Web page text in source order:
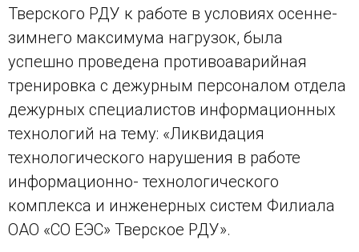
Тверского РДУ к работе в условиях осенне-
зимнего максимума нагрузок, была
успешно проведена противоаварийная
тренировка с дежурным персоналом отдела
дежурных специалистов информационных
технологий на тему: «Ликвидация
технологического нарушения в работе
информационно- технологического
комплекса и инженерных систем Филиала
ОАО «СО ЕЭС» Тверское РДУ».